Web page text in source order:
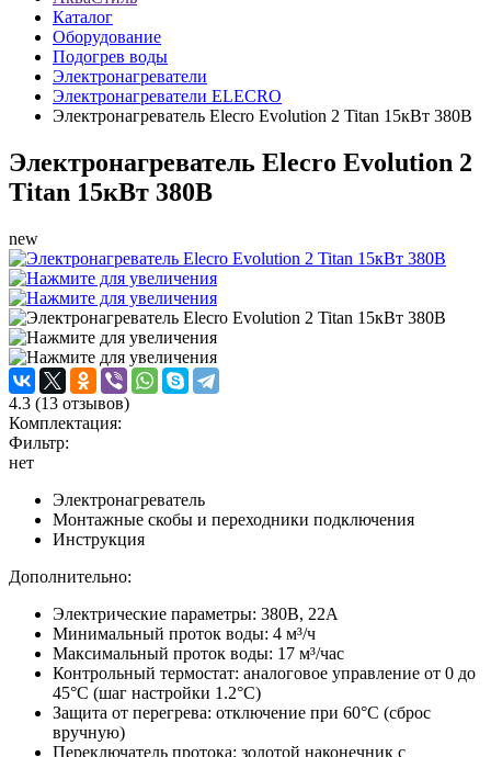
Каталог
Оборудование
Подогрев воды
Электронагреватели
Электронагреватели ELECRO
Электронагреватель Elecro Evolution 2 Titan 15кВт 380В
Электронагреватель Elecro Evolution 2
Titan 15кВт 380В
new
4.3 (13 отзывов)
Комплектация:
Фильтр:
нет
Электронагреватель
Монтажные скобы и переходники подключения
Инструкция
Дополнительно:
Электрические параметры: 380В, 22А
Минимальный проток воды: 4 м³/ч
Максимальный проток воды: 17 м³/час
Контрольный термостат: аналоговое управление от 0 до
45°C (шаг настройки 1.2°C)
Защита от перегрева: отключение при 60°С (сброс
вручную)
Переключатель протока: золотой наконечник с